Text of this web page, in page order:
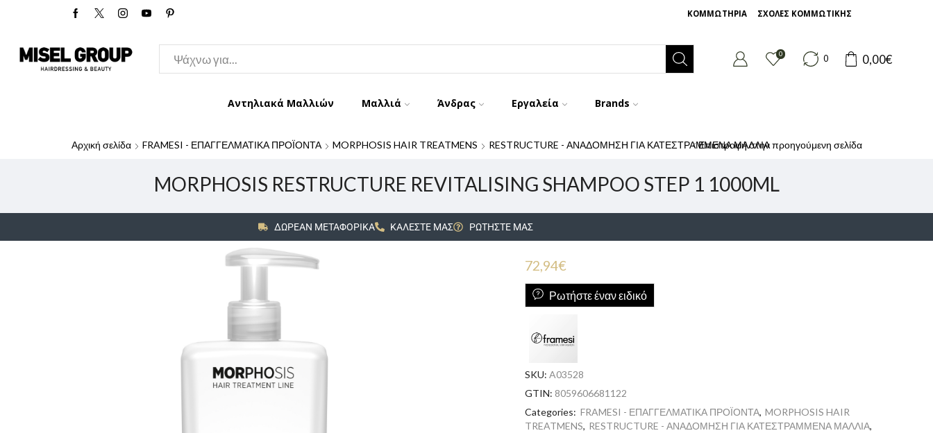
ΚΟΜΜΩΤΗΡΙΑ ΣΧΟΛΕΣ ΚΟΜΜΩΤΙΚΗΣ
0 0 0,00€
Αντηλιακά Μαλλιών Μαλλιά Άνδρας Εργαλεία Brands
Αρχική σελίδα FRAMESI - ΕΠΑΓΓΕΛΜΑΤΙΚΑ ΠΡΟΪΟΝΤΑ MORPHOSIS HAIR TREATMENS RESTRUCTURE - ΑΝΑΔΟΜΗΣΗ ΓΙΑ ΚΑΤΕΣΤΡΑΜΜΕΝΑ ΜΑΛΛΙΑΕπιστροφή στην προηγούμενη σελίδα
MORPHOSIS RESTRUCTURE REVITALISING SHAMPOO STEP 1 1000ML
ΔΩΡΕΑΝ ΜΕΤΑΦΟΡΙΚΑ ΚΑΛΕΣΤΕ ΜΑΣ ΡΩΤΗΣΤΕ ΜΑΣ
72,94€
Ρωτήστε έναν ειδικό
SKU: A03528
GTIN: 8059606681122
Categories: FRAMESI - ΕΠΑΓΓΕΛΜΑΤΙΚΑ ΠΡΟΪΟΝΤΑ, MORPHOSIS HAIR
TREATMENS, RESTRUCTURE - ΑΝΑΔΟΜΗΣΗ ΓΙΑ ΚΑΤΕΣΤΡΑΜΜΕΝΑ ΜΑΛΛΙΑ,